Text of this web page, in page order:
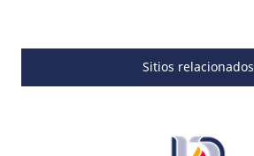
Sitios relacionados